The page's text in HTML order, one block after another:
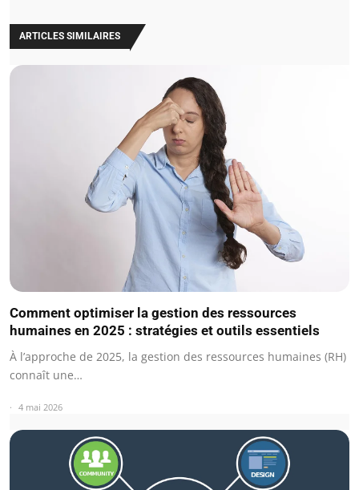
ARTICLES SIMILAIRES
Comment optimiser la gestion des ressources
humaines en 2025 : stratégies et outils essentiels
À l’approche de 2025, la gestion des ressources humaines (RH)
connaît une…
4 mai 2026